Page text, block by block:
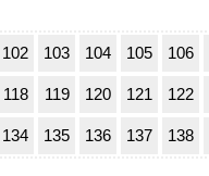
102 103 104 105 106
118 119 120 121 122
134 135 136 137 138